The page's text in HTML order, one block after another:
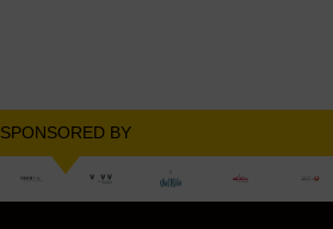
SPONSORED BY